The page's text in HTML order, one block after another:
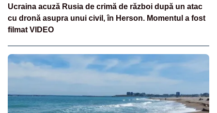
Ucraina acuză Rusia de crimă de război după un atac
cu dronă asupra unui civil, în Herson. Momentul a fost
filmat VIDEO